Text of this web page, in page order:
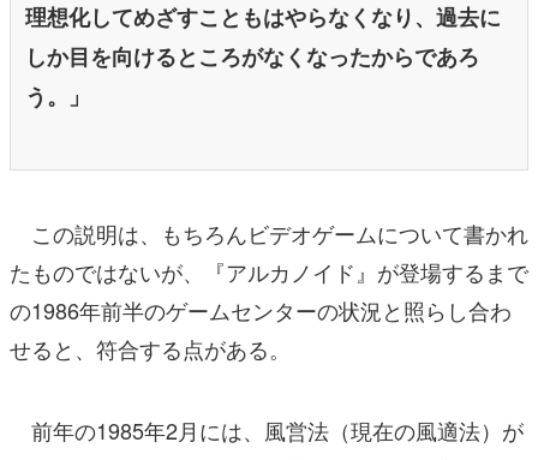
理想化してめざすこともはやらなくなり、過去に
しか目を向けるところがなくなったからであろ
う。」
この説明は、もちろんビデオゲームについて書かれ
たものではないが、『アルカノイド』が登場するまで
の1986年前半のゲームセンターの状況と照らし合わ
せると、符合する点がある。
前年の1985年2月には、風営法（現在の風適法）が